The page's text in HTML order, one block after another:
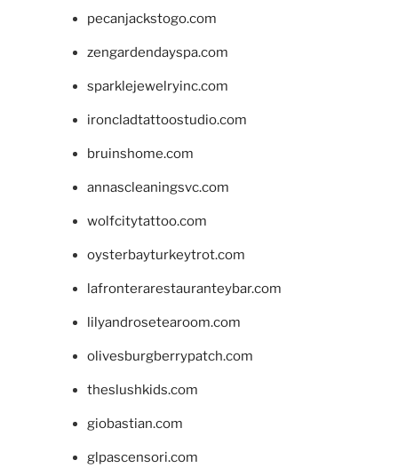
pecanjackstogo.com
zengardendayspa.com
sparklejewelryinc.com
ironcladtattoostudio.com
bruinshome.com
annascleaningsvc.com
wolfcitytattoo.com
oysterbayturkeytrot.com
lafronterarestauranteybar.com
lilyandrosetearoom.com
olivesburgberrypatch.com
theslushkids.com
giobastian.com
glpascensori.com